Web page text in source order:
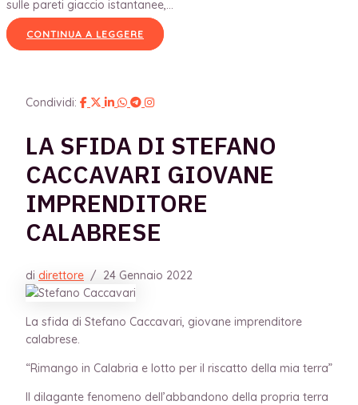
sulle pareti giaccio istantanee,...
CONTINUA A LEGGERE
Condividi:
LA SFIDA DI STEFANO
CACCAVARI GIOVANE
IMPRENDITORE
CALABRESE
di direttore / 24 Gennaio 2022
La sfida di Stefano Caccavari, giovane imprenditore
calabrese.
“Rimango in Calabria e lotto per il riscatto della mia terra”
Il dilagante fenomeno dell’abbandono della propria terra